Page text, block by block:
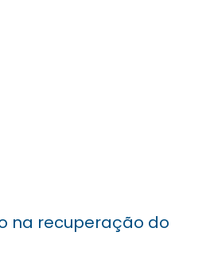
na recuperação do